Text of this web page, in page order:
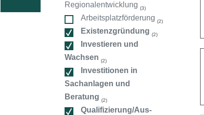
Regionalentwicklung (3)
Arbeitsplatzförderung (2)
Existenzgründung (2)
Investieren und
Wachsen (2)
Investitionen in
Sachanlagen und
Beratung (2)
Qualifizierung/Aus-